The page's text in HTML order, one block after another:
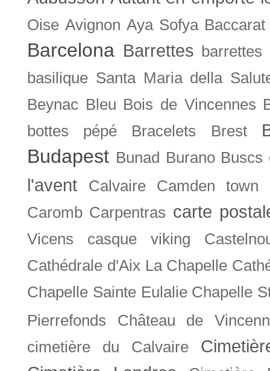
Oise Avignon Aya Sofya Baccarat
Barcelona Barrettes barrettes
basilique Santa Maria della
Beynac Bleu Bois de Vincennes
bottes pépé
Bracelets Brest
Budapest Bunad Burano Buscs
l'avent Calvaire Camden town
Caromb Carpentras carte
Vicens casque viking
Cathédrale d'Aix La Chapelle
Chapelle Sainte Eulalie Chapelle
Pierrefonds
Château de
cimetière du Calvaire